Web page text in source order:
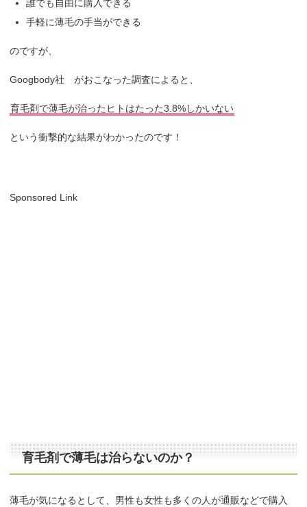
誰でも自由に購入できる
手軽に薄毛の手当ができる
のですが、
Googbody社 がおこなった調査によると、
育毛剤で薄毛が治ったヒトはたった3.8%しかいない
という衝撃的な結果がわかったのです！
Sponsored Link
育毛剤で薄毛は治らないのか？
薄毛が気になるとして、男性も女性も多くの人が通販などで購入